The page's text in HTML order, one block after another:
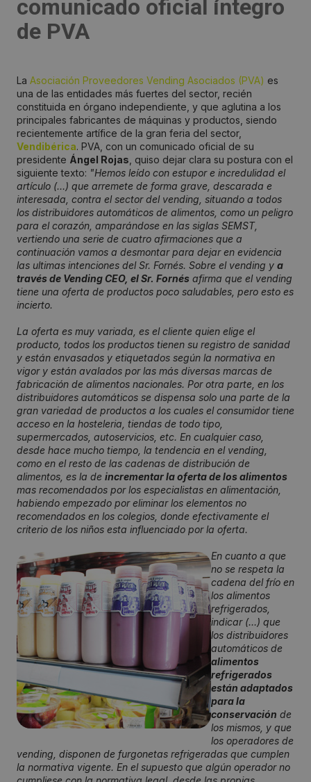
comunicado oficial íntegro
de PVA
La Asociación Proveedores Vending Asociados (PVA) es
una de las entidades más fuertes del sector, recién
constituida en órgano independiente, y que aglutina a los
principales fabricantes de máquinas y productos, siendo
recientemente artífice de la gran feria del sector,
Vendibérica. PVA, con un comunicado oficial de su
presidente Ángel Rojas , quiso dejar clara su postura con el
siguiente texto: "Hemos leído con estupor e incredulidad el
artículo (…) que arremete de forma grave, descarada e
interesada, contra el sector del vending, situando a todos
los distribuidores automáticos de alimentos, como un peligro
para el corazón, amparándose en las siglas SEMST,
vertiendo una serie de cuatro afirmaciones que a
continuación vamos a desmontar para dejar en evidencia
las ultimas intenciones del Sr. Fornés. Sobre el vending y a
través de Vending CEO, el Sr. Fornés afirma que el vending
tiene una oferta de productos poco saludables, pero esto es
incierto.
La oferta es muy variada, es el cliente quien elige el
producto, todos los productos tienen su registro de sanidad
y están envasados y etiquetados según la normativa en
vigor y están avalados por las más diversas marcas de
fabricación de alimentos nacionales. Por otra parte, en los
distribuidores automáticos se dispensa solo una parte de la
gran variedad de productos a los cuales el consumidor tiene
acceso en la hosteleria, tiendas de todo tipo,
supermercados, autoservicios, etc. En cualquier caso,
desde hace mucho tiempo, la tendencia en el vending,
como en el resto de las cadenas de distribución de
alimentos, es la de incrementar la oferta de los alimentos
mas recomendados por los especialistas en alimentación,
habiendo empezado por eliminar los elementos no
recomendados en los colegios, donde efectivamente el
criterio de los niños esta influenciado por la oferta.
En cuanto a que
no se respeta la
cadena del frío en
los alimentos
refrigerados,
indicar (…) que
los distribuidores
automáticos de
alimentos
refrigerados
están adaptados
para la
conservación de
los mismos, y que
los operadores de
vending, disponen de furgonetas refrigeradas que cumplen
la normativa vigente. En el supuesto que algún operador no